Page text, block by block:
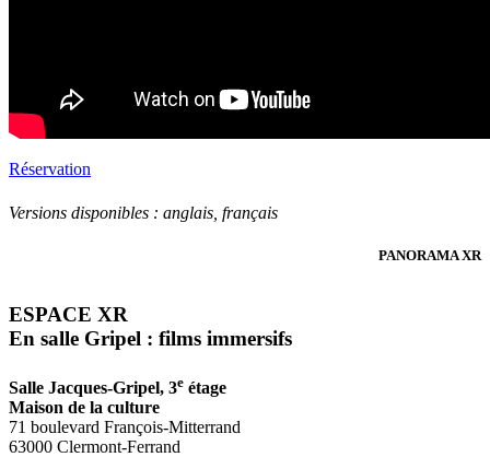
Réservation
Versions disponibles : anglais, français
PANORAMA XR
ESPACE XR
En salle Gripel : films immersifs
Salle Jacques-Gripel, 3e étage
Maison de la culture
71 boulevard François-Mitterrand
63000 Clermont-Ferrand